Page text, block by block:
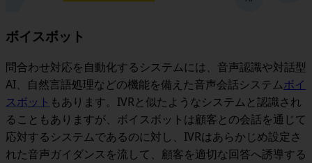
ボイスボット
問合わせ対応を自動化するシステムには、音声認識や対話型
AI、自然言語処理などの機能を備えた音声会話システムボイ
スボット もあります。 IVRと似たようなシステムと認識され
ることもありますが、ボイスボットは顧客との会話を通じて
応対するシステムであるのに対し、IVRはあらかじめ設定さ
れた音声ガイダンスを流して、顧客を適切な回答へ誘導する